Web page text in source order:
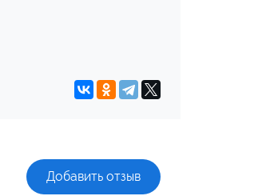
Добавить отзыв